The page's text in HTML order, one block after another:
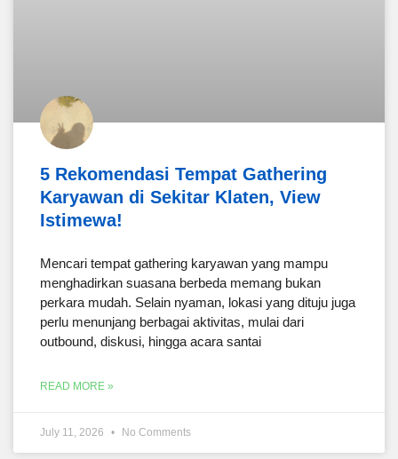
5 Rekomendasi Tempat Gathering
Karyawan di Sekitar Klaten, View
Istimewa!
Mencari tempat gathering karyawan yang mampu
menghadirkan suasana berbeda memang bukan
perkara mudah. Selain nyaman, lokasi yang dituju juga
perlu menunjang berbagai aktivitas, mulai dari
outbound, diskusi, hingga acara santai
READ MORE »
July 11, 2026 No Comments